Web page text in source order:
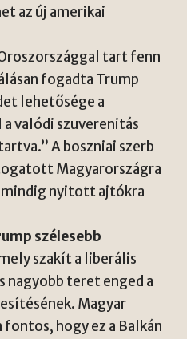
az új amerikai
tart fenn
fogadta Trump
lehetősége a
valódi szuverenitás
A boszniai szerb
Magyarországra
mindig nyitott ajtókra
szélesebb
szakít a liberális
nagyobb teret enged a
Magyar
hogy ez a Balkán